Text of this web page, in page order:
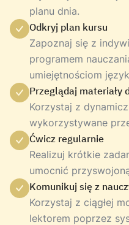
planu dnia.
Odkryj plan kursu
Zapoznaj się z
programem
umiejętnościom
Przeglądaj materiały
Korzystaj z
wykorzystywane
Ćwicz regularnie
Realizuj krótkie
umocnić
Komunikuj się z
Korzystaj z ciągłej
lektorem poprzez